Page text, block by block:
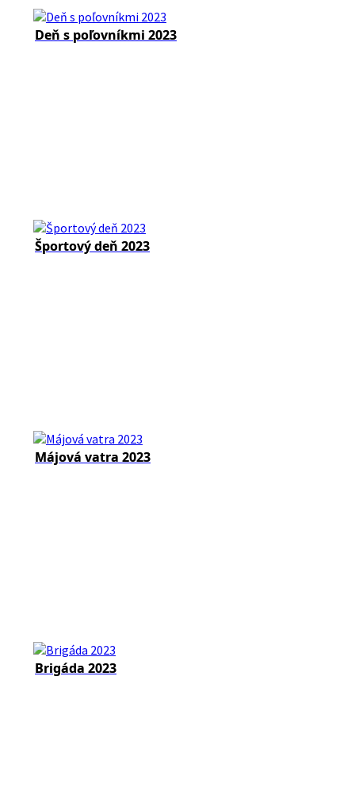
Deň s poľovníkmi 2023
Športový deň 2023
Májová vatra 2023
Brigáda 2023